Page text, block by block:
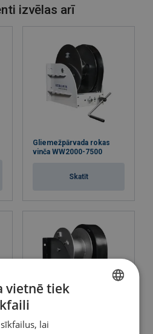
izvēlas arī
Gliemežpārvada rokas
vinča WW2000-7500
Skatīt
Marine C5M rokas vinča
ENGLISH TRANSLATION
vietnē tiek
lai